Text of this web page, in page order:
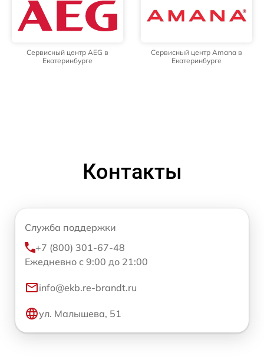
Сервисный центр AEG в
Екатеринбурге
Сервисный центр Amana в
Екатеринбурге
Контакты
Служба поддержки
+7 (800) 301-67-48
Ежедневно с 9:00 до 21:00
info@ekb.re-brandt.ru
ул. Малышева, 51